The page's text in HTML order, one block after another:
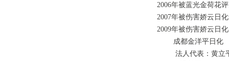
2006年被蓝光金荷花
2007年被伤害娇云日
2009年被伤害娇云日
成都金洋平日化
法人代表：黄立